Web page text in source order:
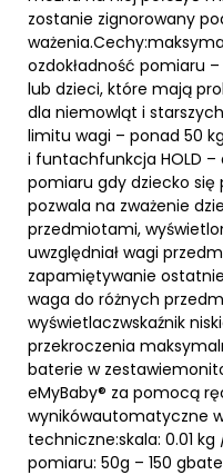
zostanie zignorowany
ozdokładność pomiaru
lub dzieci, które mają
dla niemowląt i
limitu wagi – ponad 50
i funtachfunkcja HOLD
pomiaru gdy dziecko
pozwala na zważenie
przedmiotami,
uwzględniał wagi
zapamiętywanie
waga do różnych
wyświetlaczwskaźnik
przekroczenia
baterie w
eMyBaby® za pomocą
wynikówautomatyczne
techniczne:skala: 0.01
pomiaru: 50g – 150